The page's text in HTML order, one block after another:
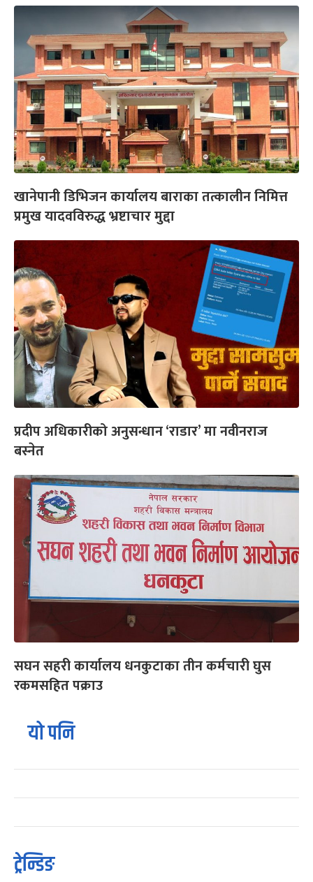
खानेपानी डिभिजन कार्यालय बाराका तत्कालीन निमित्त
प्रमुख यादवविरुद्ध भ्रष्टाचार मुद्दा
प्रदीप अधिकारीको अनुसन्धान ‘राडार’ मा नवीनराज
बस्नेत
सघन सहरी कार्यालय धनकुटाका तीन कर्मचारी घुस
रकमसहित पक्राउ
यो पनि
ट्रेन्डिङ